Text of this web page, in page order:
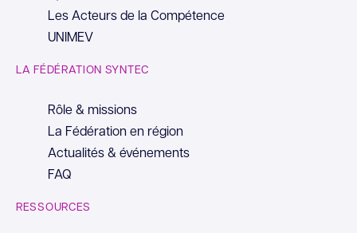
Les Acteurs de la Compétence
UNIMEV
LA FÉDÉRATION SYNTEC
Rôle & missions
La Fédération en région
Actualités & événements
FAQ
RESSOURCES